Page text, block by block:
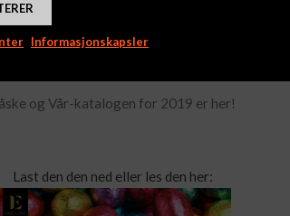
og Vår-katalogen for 2019 er her!
Last den den ned eller les den her:
Informasjonskapsler